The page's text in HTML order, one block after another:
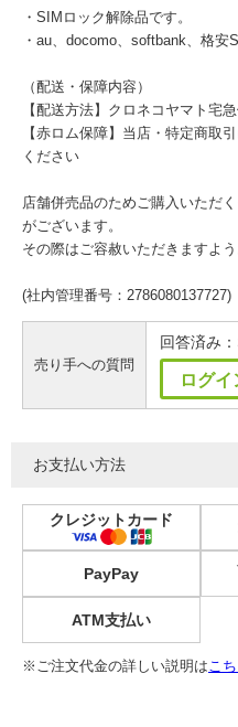
・SIMロック解除品です。
・au、docomo、softbank、格安
（配送・保障内容）
【配送方法】クロネコヤマト宅
【赤ロム保障】当店・特定商取
ください
店舗併売品のためご購入いただ
がございます。
その際はご容赦いただきますよう
(社内管理番号：2786080137727)
売り手への質問
回答済み
ログ
お支払い方法
クレジットカード
PayPay
ATM支払い
※ご注文代金の詳しい説明はこ